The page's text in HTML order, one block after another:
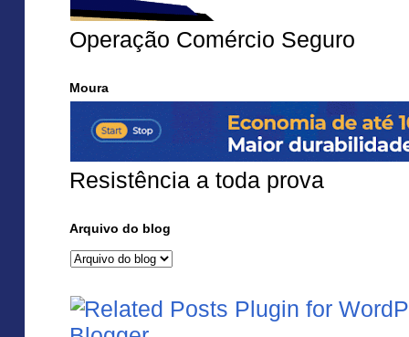
Operação Comércio Seguro
Moura
Resistência a toda prova
Arquivo do blog